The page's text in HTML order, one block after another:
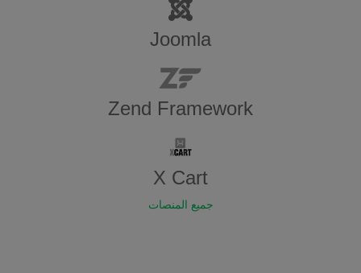
Joomla
Zend Framework
X Cart
جميع المنصات